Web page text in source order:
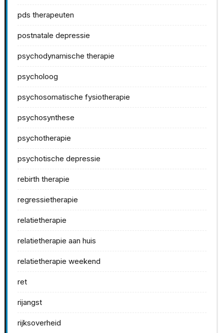
pds therapeuten
postnatale depressie
psychodynamische therapie
psycholoog
psychosomatische fysiotherapie
psychosynthese
psychotherapie
psychotische depressie
rebirth therapie
regressietherapie
relatietherapie
relatietherapie aan huis
relatietherapie weekend
ret
rijangst
rijksoverheid